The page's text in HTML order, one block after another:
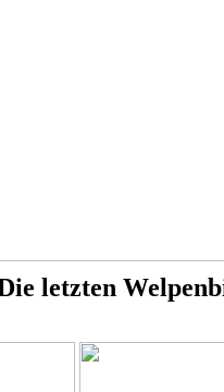
letzten